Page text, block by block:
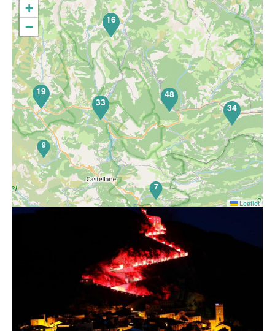
La Citadelle s'enflamme ! Venez assister à la montée aux
flambeaux et à l'embrasement de la Citadelle, suivi d'un
7
9
19
33
48
34
16
+
−
Leaflet